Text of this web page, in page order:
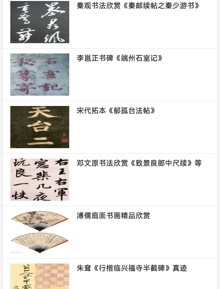
秦观书法欣赏《秦邮续帖之秦少游书》
李邕正书碑《端州石室记》
宋代拓本《郁孤台法帖》
邓文原书法欣赏《致景良郎中尺牍》等
溥儒扇面书画精品欣赏
朱耷《行楷临兴福寺半截碑》真迹